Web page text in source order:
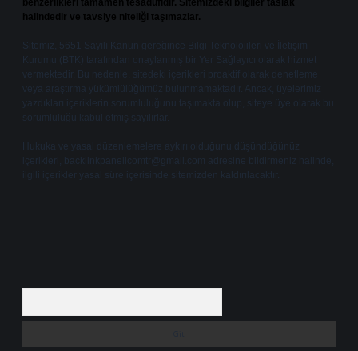
benzerlikleri tamamen tesadüfidir. Sitemizdeki bilgiler taslak
halindedir ve tavsiye niteliği taşımazlar.
Sitemiz, 5651 Sayılı Kanun gereğince Bilgi Teknolojileri ve İletişim
Kurumu (BTK) tarafından onaylanmış bir Yer Sağlayıcı olarak hizmet
vermektedir. Bu nedenle, sitedeki içerikleri proaktif olarak denetleme
veya araştırma yükümlülüğümüz bulunmamaktadır. Ancak, üyelerimiz
yazdıkları içeriklerin sorumluluğunu taşımakta olup, siteye üye olarak bu
sorumluluğu kabul etmiş sayılırlar.
Hukuka ve yasal düzenlemelere aykırı olduğunu düşündüğünüz
içerikleri,
backlinkpanelicomtr@gmail.com adresine bildirmeniz halinde,
ilgili içerikler yasal süre içerisinde sitemizden kaldırılacaktır.